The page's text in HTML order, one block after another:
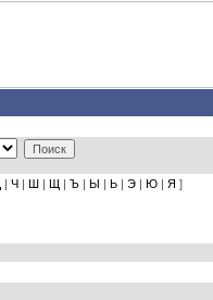
| Ч| Ш| Щ | Ъ| Ы | Ь| Э| Ю| Я ]